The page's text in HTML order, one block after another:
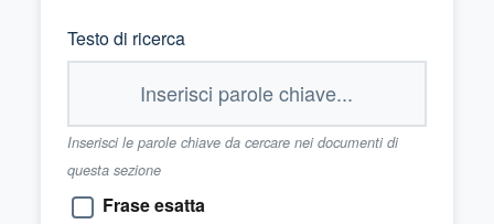
Testo di ricerca
Inserisci le parole chiave da cercare nei documenti di
questa sezione
Frase esatta